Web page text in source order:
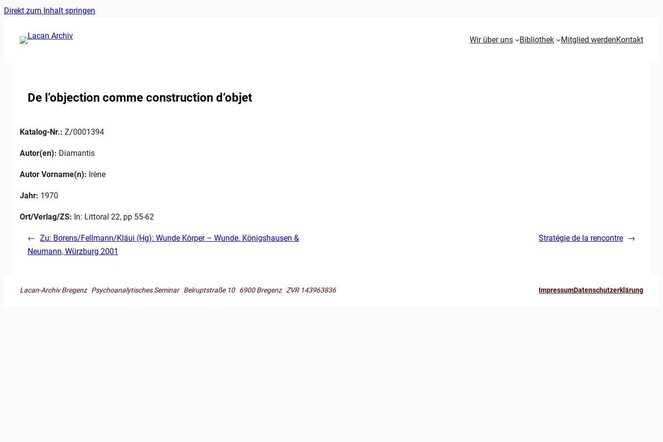
Direkt zum Inhalt springen
Wir über uns Bibliothek Mitglied werdenKontakt
De l’objection comme construction d’objet
Katalog-Nr.: Z/0001394
Autor(en): Diamantis
Autor Vorname(n): Irène
Jahr: 1970
Ort/Verlag/ZS: In: Littoral 22, pp 55-62
← Zu: Borens/Fellmann/Kläui (Hg): Wunde Körper – Wunde. Königshausen &
Neumann, Würzburg 2001
Stratégie de la rencontre →
Lacan-Archiv Bregenz Psychoanalytisches Seminar Belruptstraße 10 6900 Bregenz ZVR 143963836 ImpressumDatenschutzerklärung